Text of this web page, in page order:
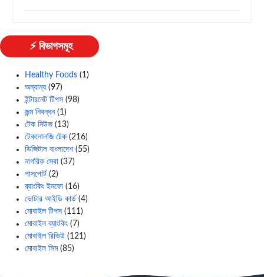
⚡ বিভাগসমূহ
Healthy Foods (1)
অন্যান্য (97)
ইন্টারনেট টিপস (98)
জন্ম নিবন্ধন(1)
টেক নিউজ(13)
টেকনোলজি টেক (216)
ডিজিটাল বাংলাদেশ(55)
নাগরিক সেবা (37)
পাসপোর্ট (2)
ব্যাংকিং ইনফো (16)
ভোটার আইডি কার্ড (4)
মোবাইল টিপস (111)
মোবাইল ব্যাংকিং (7)
মোবাইল রিভিউ (121)
মোবাইল সিম(85)